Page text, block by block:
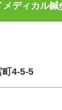
メディカル鍼
4-5-5